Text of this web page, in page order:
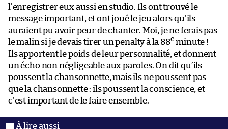
l’enregistrer eux aussi en studio. Ils ont trouvé le
message important, et ont joué le jeu alors qu’ils
auraient pu avoir peur de chanter. Moi, je ne ferais pas
le malin si je devais tirer un penalty à la 88e minute !
Ils apportent le poids de leur personnalité, et donnent
un écho non négligeable aux paroles. On dit qu’ils
poussent la chansonnette, mais ils ne poussent pas
que la chansonnette : ils poussent la conscience, et
c’est important de le faire ensemble.